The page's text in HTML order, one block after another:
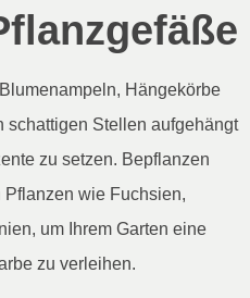
Hängekörbe
schattigen Stellen aufgehängt
zu setzen. Bepflanzen
wie Fuchsien,
um Ihrem Garten eine
zu verleihen.